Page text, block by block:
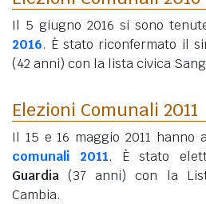
Il 5 giugno 2016 si sono
2016. È stato riconfermato il
(42 anni) con la lista civica
Elezioni Comunali 2011
Il 15 e 16 maggio 2011 hanno
comunali 2011. È stato
Guardia (37 anni) con la
Cambia.